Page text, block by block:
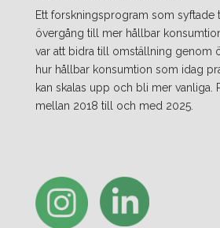
Ett forskningsprogram som syftade
övergång till mer hållbar
var att bidra till omställning genom
hur hållbar konsumtion som idag
kan skalas upp och bli mer vanliga.
mellan 2018 till och med 2025.